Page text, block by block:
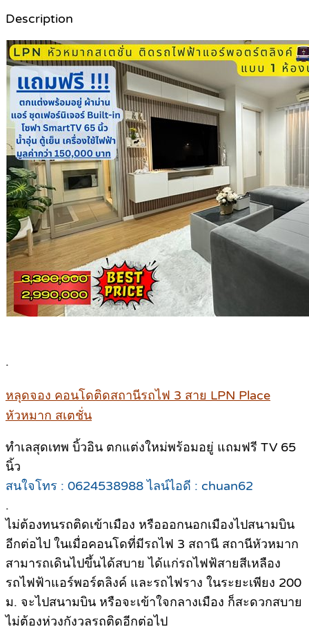
Description
.
หลุดจอง คอนโดติดสถานีรถไฟ 3 สาย LPN Place
หัวหมาก สเตชั่น
ทำเลสุดเทพ บิ้วอิน ตกแต่งใหม่พร้อมอยู่ แถมฟรี TV 65
นิ้ว
สนใจโทร : 0624538988 ไลน์ไอดี : chuan62
.
ไม่ต้องทนรถติดเข้าเมือง หรือออกนอกเมืองไปสนามบิน
อีกต่อไป ในเมื่อคอนโดที่มีรถไฟ 3 สถานี สถานีหัวหมาก
สามารถเดินไปขึ้นได้สบาย ได้แก่รถไฟฟ้สายสีเหลือง
รถไฟฟ้าแอร์พอร์ตลิงค์ และรถไฟราง ในระยะเพียง 200
ม. จะไปสนามบิน หรือจะเข้าใจกลางเมือง ก็สะดวกสบาย
ไม่ต้องห่วงกังวลรถติดอีกต่อไป